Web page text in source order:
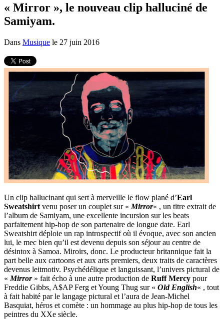
« Mirror », le nouveau clip halluciné de
Samiyam.
Dans Musique le 27 juin 2016
Un clip hallucinant qui sert à merveille le flow plané d’Earl
Sweatshirt venu poser un couplet sur « Mirror« , un titre extrait de
l’album de Samiyam, une excellente incursion sur les beats
parfaitement hip-hop de son partenaire de longue date. Earl
Sweatshirt déploie un rap introspectif où il évoque, avec son ancien
lui, le mec bien qu’il est devenu depuis son séjour au centre de
désintox à Samoa. Miroirs, donc. Le producteur britannique fait la
part belle aux cartoons et aux arts premiers, deux traits de caractères
devenus leitmotiv. Psychédélique et languissant, l’univers pictural de
« Mirror» fait écho à une autre production de Ruff Mercy pour
Freddie Gibbs, A$AP Ferg et Young Thug sur « Old English« , tout
à fait habité par le langage pictural et l’aura de Jean-Michel
Basquiat, héros et comète : un hommage au plus hip-hop de tous les
peintres du XXe siècle.